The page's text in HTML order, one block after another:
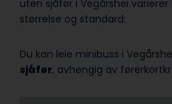
uten sjåfør i Vegårshei
størrelse og standard:
Du kan leie minibuss i
sjåfør, avhengig av